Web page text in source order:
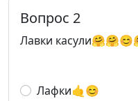
Вопрос 2
Лавки
Лафки🤙😊